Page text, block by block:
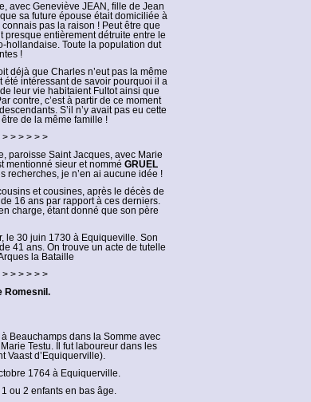
avec Geneviève JEAN, fille de Jean
sa future épouse était domiciliée à
pas la raison ! Peut être que
entièrement détruite entre le
hollandaise. Toute la population dut
!
déjà que Charles n’eut pas la même
été intéressant de savoir pourquoi il a
leur vie habitaient Fultot ainsi que
contre, c’est à partir de ce moment
S’il n’y avait pas eu cette
de la même famille !
> > > > >
paroisse Saint Jacques, avec Marie
mentionné sieur et nommé GRUEL
recherches, je n’en ai aucune idée !
et cousines, après le décès de
16 ans par rapport à ces derniers.
charge, étant donné que son père
le 30 juin 1730 à Equiqueville. Son
41 ans. On trouve un acte de tutelle
la Bataille
> > > > >
Romesnil.
Beauchamps dans la Somme avec
Testu. Il fut laboureur dans les
Vaast d’Equiquerville).
1764 à Equiquerville.
ou 2 enfants en bas âge.